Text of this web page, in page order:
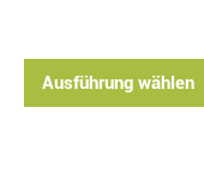
Ausführung wählen